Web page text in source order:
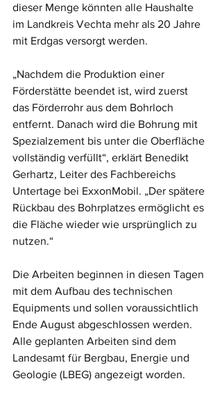
dieser Menge könnten alle Haushalte
im Landkreis Vechta mehr als 20 Jahre
mit Erdgas versorgt werden.
„Nachdem die Produktion einer
Förderstätte beendet ist, wird zuerst
das Förderrohr aus dem Bohrloch
entfernt. Danach wird die Bohrung mit
Spezialzement bis unter die Oberfläche
vollständig verfüllt“, erklärt Benedikt
Gerhartz, Leiter des Fachbereichs
Untertage bei ExxonMobil. „Der spätere
Rückbau des Bohrplatzes ermöglicht es
die Fläche wieder wie ursprünglich zu
nutzen.“
Die Arbeiten beginnen in diesen Tagen
mit dem Aufbau des technischen
Equipments und sollen voraussichtlich
Ende August abgeschlossen werden.
Alle geplanten Arbeiten sind dem
Landesamt für Bergbau, Energie und
Geologie (LBEG) angezeigt worden.